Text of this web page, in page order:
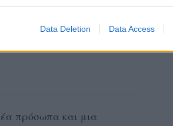
Data Deletion Data Access
πρόσωπα και μια